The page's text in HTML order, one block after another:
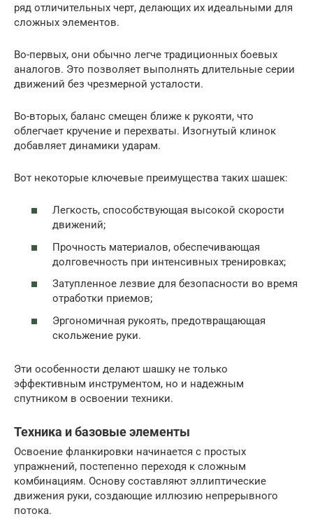
ряд отличительных черт, делающих их идеальными для
сложных элементов.
Во-первых, они обычно легче традиционных боевых
аналогов. Это позволяет выполнять длительные серии
движений без чрезмерной усталости.
Во-вторых, баланс смещен ближе к рукояти, что
облегчает кручение и перехваты. Изогнутый клинок
добавляет динамики ударам.
Вот некоторые ключевые преимущества таких шашек:
Легкость, способствующая высокой скорости
движений;
Прочность материалов, обеспечивающая
долговечность при интенсивных тренировках;
Затупленное лезвие для безопасности во время
отработки приемов;
Эргономичная рукоять, предотвращающая
скольжение руки.
Эти особенности делают шашку не только
эффективным инструментом, но и надежным
спутником в освоении техники.
Техника и базовые элементы
Освоение фланкировки начинается с простых
упражнений, постепенно переходя к сложным
комбинациям. Основу составляют эллиптические
движения руки, создающие иллюзию непрерывного
потока.